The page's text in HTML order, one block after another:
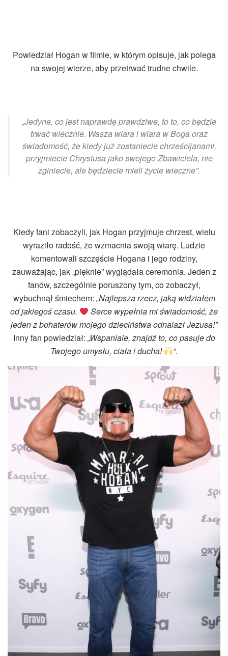
Powiedział Hogan w filmie, w którym opisuje, jak polega
na swojej wierze, aby przetrwać trudne chwile.
„Jedyne, co jest naprawdę prawdziwe, to to, co będzie
trwać wiecznie. Wasza wiara i wiara w Boga oraz
świadomość, że kiedy już zostaniecie chrześcijanami,
przyjmiecie Chrystusa jako swojego Zbawiciela, nie
zginiecie, ale będziecie mieli życie wieczne”.
Kiedy fani zobaczyli, jak Hogan przyjmuje chrzest, wielu
wyraziło radość, że wzmacnia swoją wiarę. Ludzie
komentowali szczęście Hogana i jego rodziny,
zauważając, jak „pięknie” wyglądała ceremonia. Jeden z
fanów, szczególnie poruszony tym, co zobaczył,
wybuchnął śmiechem: „Najlepsza rzecz, jaką widziałem
od jakiegoś czasu.
Serce wypełnia mi świadomość, że
jeden z bohaterów mojego dzieciństwa odnalazł Jezusa!”
Inny fan powiedział: „Wspaniale, znajdź to, co pasuje do
Twojego umysłu, ciała i ducha!
”.